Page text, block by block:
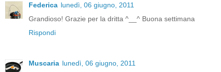
Federica lunedì, 06 giugno, 2011
Grandioso! Grazie per la dritta ^__^ Buona settimana
Rispondi
Muscaria lunedì, 06 giugno, 2011